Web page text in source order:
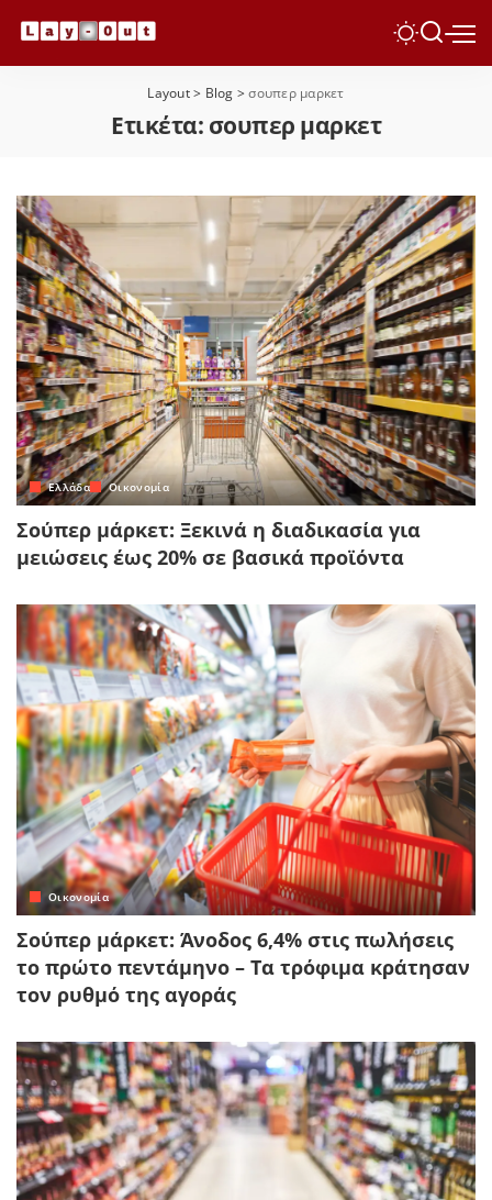
Layout> Blog >σουπερ μαρκετ
Ετικέτα: σουπερ μαρκετ
Ελλάδα Οικονομία
Σούπερ μάρκετ: Ξεκινά η διαδικασία για
μειώσεις έως 20% σε βασικά προϊόντα
Οικονομία
Σούπερ μάρκετ: Άνοδος 6,4% στις πωλήσεις
το πρώτο πεντάμηνο – Τα τρόφιμα κράτησαν
τον ρυθμό της αγοράς